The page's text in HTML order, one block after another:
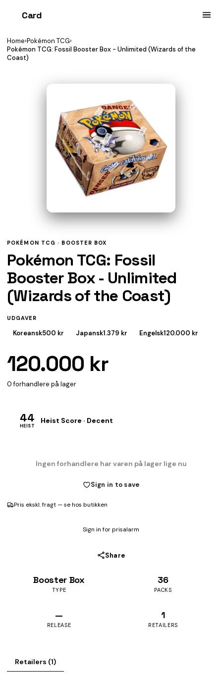
Card
Home›Pokémon TCG›
Pokémon TCG: Fossil Booster Box - Unlimited (Wizards of the
Coast)
POKÉMON TCG · BOOSTER BOX
Pokémon TCG: Fossil
Booster Box - Unlimited
(Wizards of the Coast)
UDGAVER
Koreansk500 kr Japansk1.379 kr Engelsk120.000 kr
120.000 kr
0 forhandlere på lager
44
HEIST
Heist Score · Decent
Ingen forhandlere har varen på lager lige nu
Sign in to save
Pris ekskl. fragt — se hos butikken
Sign in for prisalarm
Share
Booster Box
TYPE
36
PACKS
—
RELEASE
1
RETAILERS
Retailers (1)